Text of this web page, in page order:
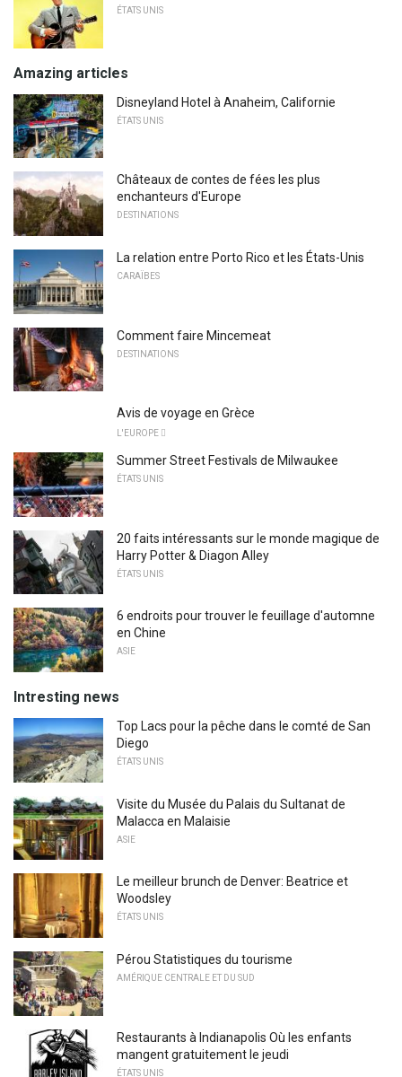
ÉTATS UNIS
Amazing articles
Disneyland Hotel à Anaheim, Californie
ÉTATS UNIS
Châteaux de contes de fées les plus
enchanteurs d'Europe
DESTINATIONS
La relation entre Porto Rico et les États-Unis
CARAÏBES
Comment faire Mincemeat
DESTINATIONS
Avis de voyage en Grèce
L'EUROPE 
Summer Street Festivals de Milwaukee
ÉTATS UNIS
20 faits intéressants sur le monde magique de
Harry Potter & Diagon Alley
ÉTATS UNIS
6 endroits pour trouver le feuillage d'automne
en Chine
ASIE
Intresting news
Top Lacs pour la pêche dans le comté de San
Diego
ÉTATS UNIS
Visite du Musée du Palais du Sultanat de
Malacca en Malaisie
ASIE
Le meilleur brunch de Denver: Beatrice et
Woodsley
ÉTATS UNIS
Pérou Statistiques du tourisme
AMÉRIQUE CENTRALE ET DU SUD
Restaurants à Indianapolis Où les enfants
mangent gratuitement le jeudi
ÉTATS UNIS